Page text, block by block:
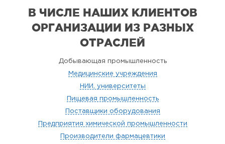
В ЧИСЛЕ НАШИХ КЛИЕНТОВ
ОРГАНИЗАЦИИ ИЗ РАЗНЫХ
ОТРАСЛЕЙ
Добывающая промышленность
Медицинские учреждения
НИИ, университеты
Пищевая промышленность
Поставщики оборудования
Предприятия химической промышленности
Производители фармацевтики